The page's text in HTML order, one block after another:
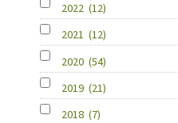
2022 (12)
2021 (12)
2020 (54)
2019 (21)
2018 (7)